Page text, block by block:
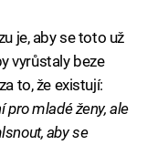
je, aby se toto už
vyrůstaly beze
to, že existují:
pro mladé ženy, ale
aby se